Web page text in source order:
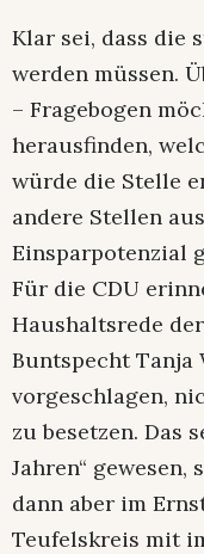
Klar sei, dass die
werden müssen.
– Fragebogen
herausfinden,
würde die Stelle
andere Stellen
Einsparpotenzial
Für die CDU
Haushaltsrede
Buntspecht Tanja
vorgeschlagen,
zu besetzen. Das
Jahren“
dann aber im
Teufelskreis mit